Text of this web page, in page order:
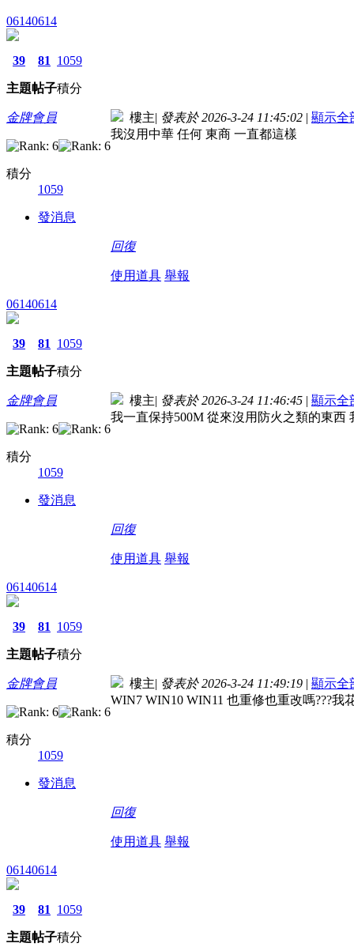
06140614
39
主題
81
帖子
1059
積分
金牌會員
積分
1059
發消息
樓主| 發表於 2026-3-24 11:45:02 | 顯示全
我沒用中華 任何 東商 一直都這樣
回復
使用道具 舉報
06140614
39
主題
81
帖子
1059
積分
金牌會員
積分
1059
發消息
樓主| 發表於 2026-3-24 11:46:45 | 顯示全
我一直保持500M 從來沒用防火之類的東西
回復
使用道具 舉報
06140614
39
主題
81
帖子
1059
積分
金牌會員
積分
1059
發消息
樓主| 發表於 2026-3-24 11:49:19 | 顯示全
WIN7 WIN10 WIN11 也重修也重改嗎???我
回復
使用道具 舉報
06140614
39
主題
81
帖子
1059
積分